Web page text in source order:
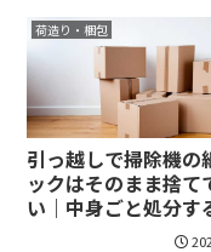
荷造り・梱包
引っ越しで掃除機の
ックはそのまま捨て
い｜中身ごと処分す
断がすぐに定まる！